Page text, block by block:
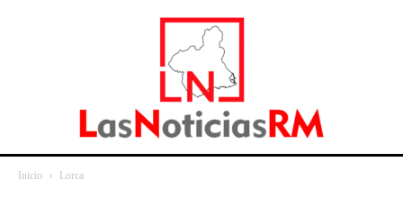
Inicio Lorca